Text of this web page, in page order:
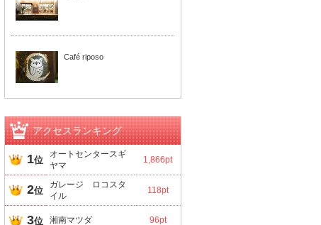
Café riposo
アクセスランキング
1位
オートセンタースギ
ヤマ
1,866pt
2位
ガレージ ロコスタ
イル
118pt
3位 湘南マツダ 96pt